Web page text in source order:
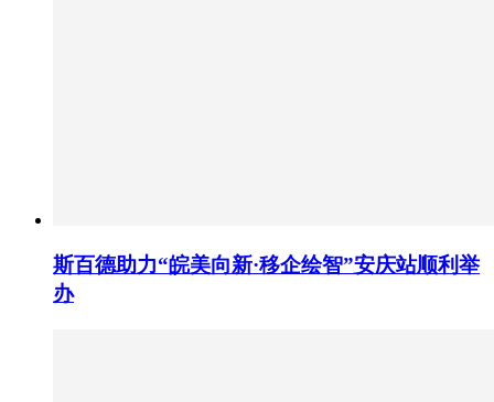
斯百德助力“皖美向新·移企绘智”安庆站顺利举
办